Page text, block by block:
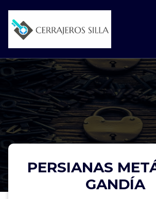
content
PERSIANAS
GANDÍA